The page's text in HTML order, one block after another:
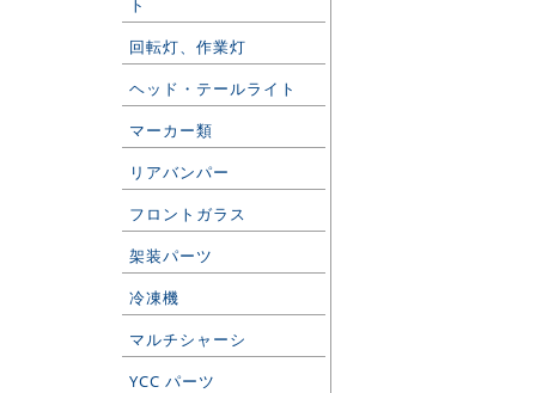
ト
回転灯、作業灯
ヘッド・テールライト
マーカー類
リアバンパー
フロントガラス
架装パーツ
冷凍機
マルチシャーシ
YCC パーツ